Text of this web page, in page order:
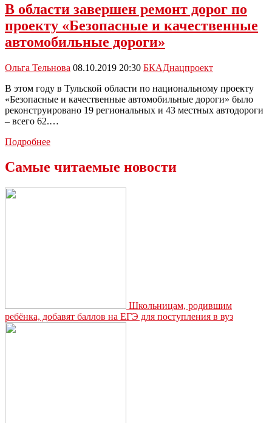
лидерах
по
«Безопасным
и
дорогам»
В области завершен ремонт дорог по
проекту «Безопасные и качественные
автомобильные дороги»
Ольга Тельнова 08.10.2019 20:30 БКАДнацпроект
В этом году в Тульской области по национальному проекту
«Безопасные и качественные автомобильные дороги» было
реконструировано 19 региональных и 43 местных автодороги
– всего 62.…
ПодробнееВ
завершен
ремонт
Самые читаемые новости
Школьницам, родившим
ребёнка, добавят баллов на ЕГЭ для поступления в вуз